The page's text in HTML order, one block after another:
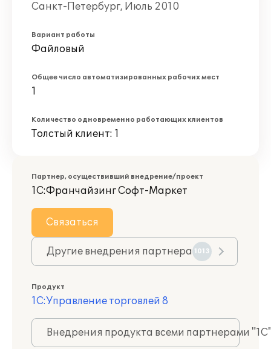
Санкт-Петербург, Июль 2010
Вариант работы
Файловый
Общее число автоматизированных рабочих мест
1
Количество одновременно работающих клиентов
Толстый клиент: 1
Партнер, осуществивший внедрение/проект
1С:Франчайзинг Софт-Маркет
Связаться
Другие внедрения партнера 1013
Продукт
1С:Управление торговлей 8
Внедрения продукта всеми партнерами